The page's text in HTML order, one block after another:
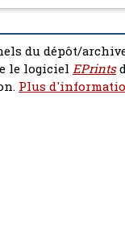
du dépôt/
le logiciel EPrints
Plus